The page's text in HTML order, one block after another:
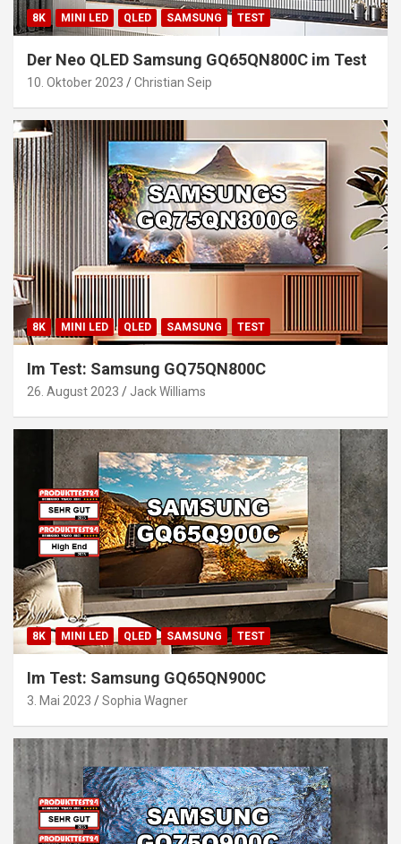
8K MINI LED QLED SAMSUNG TEST
Der Neo QLED Samsung GQ65QN800C im Test
10. Oktober 2023 Christian Seip
8K MINI LED QLED SAMSUNG TEST
Im Test: Samsung GQ75QN800C
26. August 2023 Jack Williams
8K MINI LED QLED SAMSUNG TEST
Im Test: Samsung GQ65QN900C
3. Mai 2023 Sophia Wagner